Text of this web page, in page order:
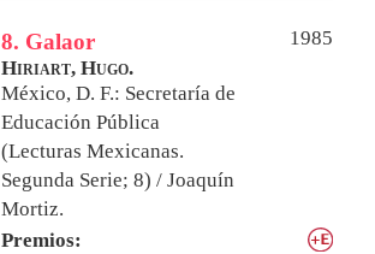
8. Galaor
1985
Hiriart, Hugo.
México, D. F.: Secretaría de
Educación Pública
(Lecturas Mexicanas.
Segunda Serie; 8) / Joaquín
Mortiz.
Premios: